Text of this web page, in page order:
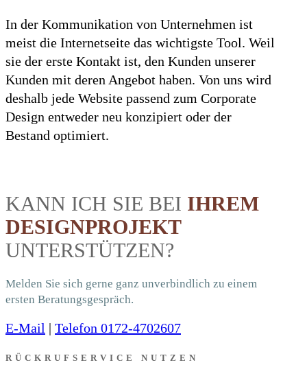
In der Kommunikation von Unternehmen ist
meist die Internetseite das wichtigste Tool. Weil
sie der erste Kontakt ist, den Kunden unserer
Kunden mit deren Angebot haben. Von uns wird
deshalb jede Website passend zum Corporate
Design entweder neu konzipiert oder der
Bestand optimiert.
KANN ICH SIE BEI IHREM
DESIGNPROJEKT
UNTERSTÜTZEN?
Melden Sie sich gerne ganz unverbindlich zu einem
ersten Beratungsgespräch.
E-Mail | Telefon 0172-4702607
RÜCKRUFSERVICE NUTZEN